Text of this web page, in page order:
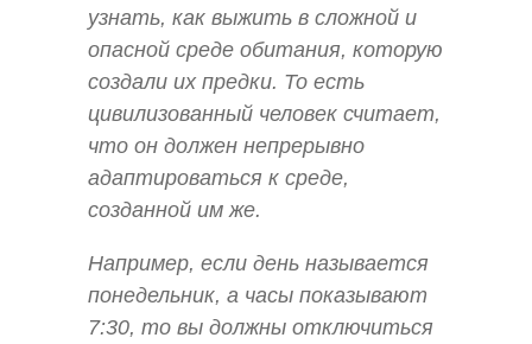
узнать, как выжить в сложной и
опасной среде обитания, которую
создали их предки. То есть
цивилизованный человек считает,
что он должен непрерывно
адаптироваться к среде,
созданной им же.
Например, если день называется
понедельник, а часы показывают
7:30, то вы должны отключиться